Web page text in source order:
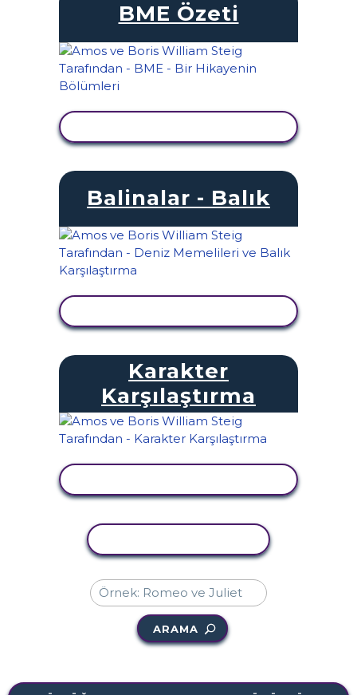
BME Özeti
Balinalar - Balık
Karakter
Karşılaştırma
ARAMA